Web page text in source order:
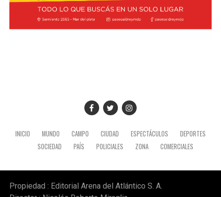
Además, el gobernador se refirió a la importancia del
yacimiento patagónico y recordó también que el
INICIO MUNDO CAMPO CIUDAD ESPECTÁCULOS
DEPORTES
SOCIEDAD
PAÍS POLICIALES ZONA COMERCIALES
Propiedad : Editorial Arena del Atlántico S. A.